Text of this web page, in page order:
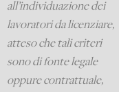
all’individuazione dei
lavoratori da licenziare,
atteso che tali criteri
sono di fonte legale
oppure contrattuale,